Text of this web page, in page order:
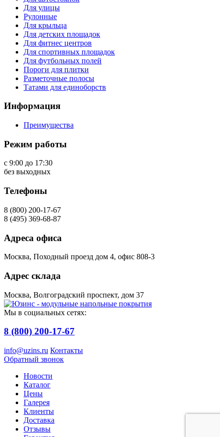
Для улицы
Рулонные
Для крыльца
Для детских площадок
Для фитнес центров
Для спортивных площадок
Для футбольных полей
Пороги для плитки
Разметочные полосы
Татами для единоборств
Информация
Преимущества
Режим работы
с 9:00 до 17:30
без выходных
Телефоны
8 (800) 200-17-67
8 (495) 369-68-87
Адреса офиса
Москва, Походный проезд дом 4, офис 808-3
Адрес склада
Москва, Волгоградский проспект, дом 37
Мы в социальных сетях:
8 (800) 200-17-67
info@uzins.ru Контакты
Обратный звонок
Новости
Каталог
Цены
Галерея
Клиенты
Доставка
Отзывы